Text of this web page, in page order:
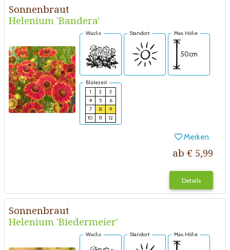
Sonnenbraut
Helenium 'Bandera'
Wuchs Standort Max. Höhe
50cm
Blütezeit
1
2
3
4
5
6
7
8
9
10
11 12
Merken
ab € 5,99
Details
Sonnenbraut
Helenium 'Biedermeier'
Wuchs Standort Max. Höhe